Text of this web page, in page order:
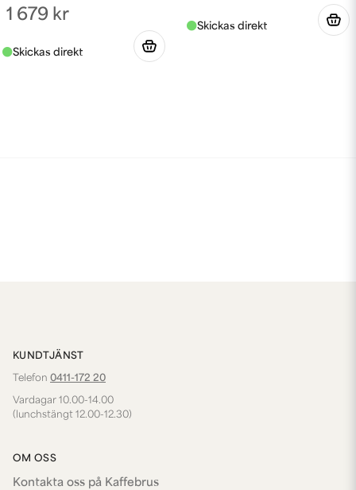
1 679 kr
KUNDTJÄNST
Telefon 0411-172 20
Vardagar 10.00-14.00
(lunchstängt 12.00-12.30)
OM OSS
Kontakta oss på Kaffebrus